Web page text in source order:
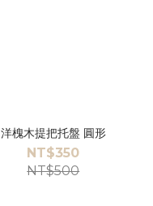
洋槐木提把托盤 圓形
NT$350
NT$500